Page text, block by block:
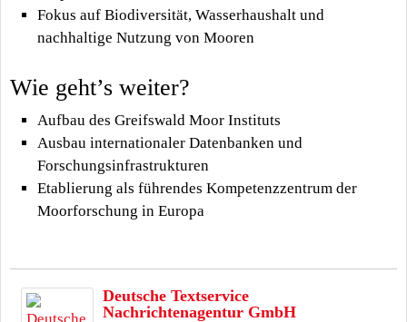
Fokus auf Biodiversität, Wasserhaushalt und
nachhaltige Nutzung von Mooren
Wie geht’s weiter?
Aufbau des Greifswald Moor Instituts
Ausbau internationaler Datenbanken und
Forschungsinfrastrukturen
Etablierung als führendes Kompetenzzentrum der
Moorforschung in Europa
Deutsche Textservice
Nachrichtenagentur GmbH